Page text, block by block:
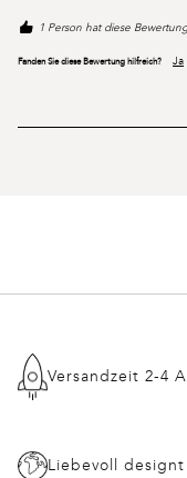
1 Person hat diese
Fanden Sie diese Bewertung hilfreich? Ja
Versandzeit 2-4
Liebevoll